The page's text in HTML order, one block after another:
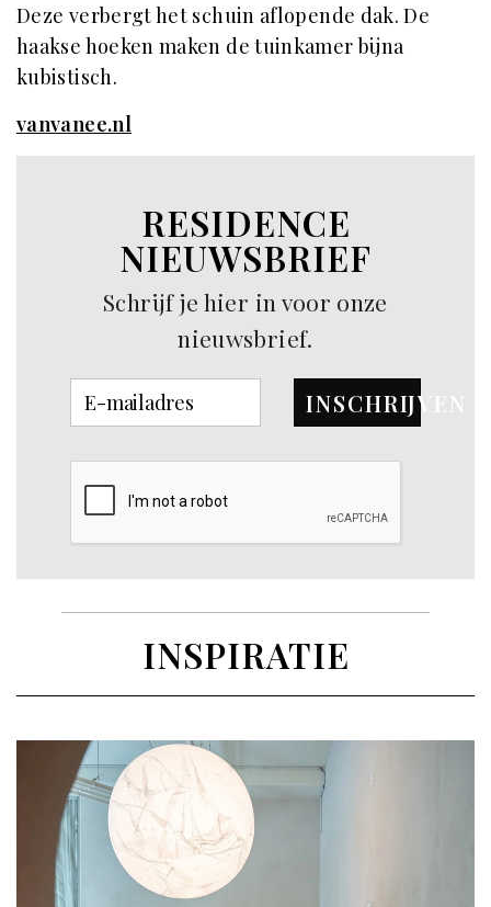
Deze verbergt het schuin aflopende dak. De
haakse hoeken maken de tuinkamer bijna
kubistisch.
vanvanee.nl
RESIDENCE
NIEUWSBRIEF
Schrijf je hier in voor onze
nieuwsbrief.
INSCHRIJVEN
INSPIRATIE